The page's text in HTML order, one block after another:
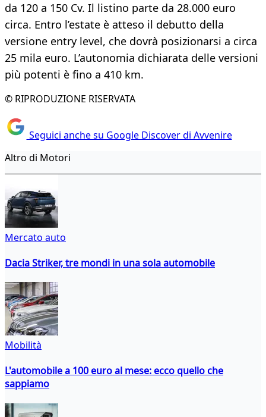
da 120 a 150 Cv. Il listino parte da 28.000 euro
circa. Entro l’estate è atteso il debutto della
versione entry level, che dovrà posizionarsi a circa
25 mila euro. L’autonomia dichiarata delle versioni
più potenti è fino a 410 km.
© RIPRODUZIONE RISERVATA
Seguici anche su Google Discover di Avvenire
Altro di Motori
Mercato auto
Dacia Striker, tre mondi in una sola automobile
Mobilità
L'automobile a 100 euro al mese: ecco quello che
sappiamo